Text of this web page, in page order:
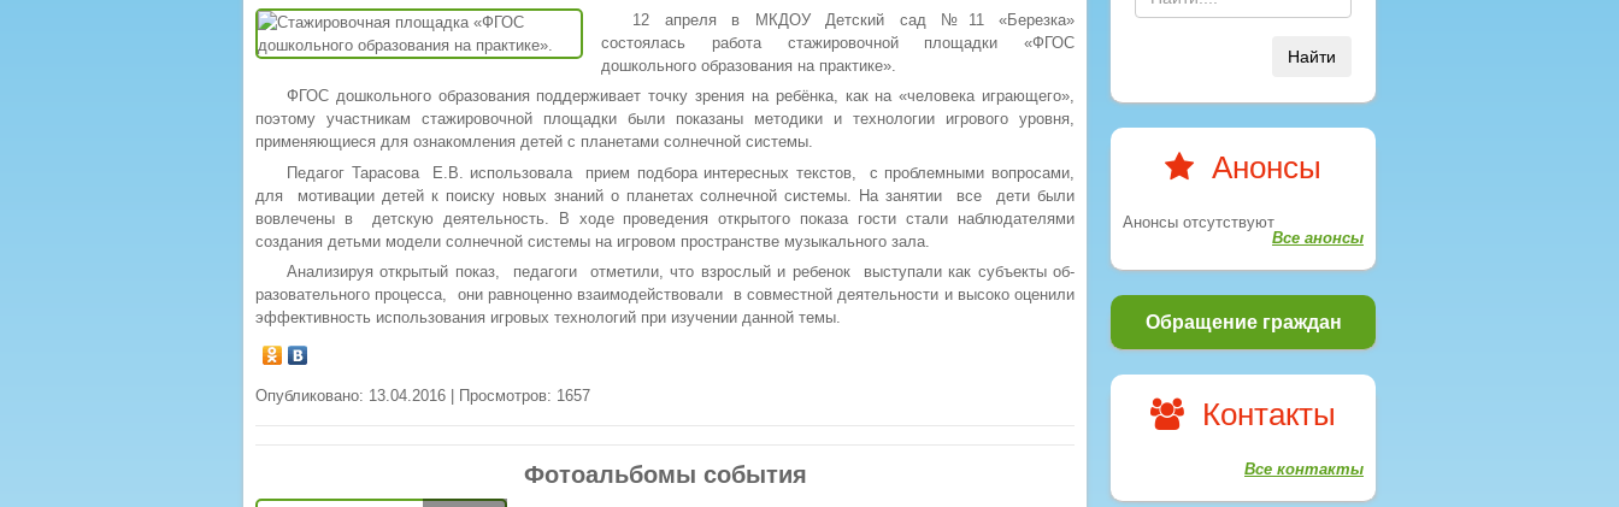
12 апреля в МКДОУ Детский сад №11 «Березка»
состоялась работа стажировочной площадки «ФГОС
дошкольного образования на практике».
ФГОС дошкольного образования поддерживает точку зрения на ребёнка, как на «человека играющего»,
поэтому участникам стажировочной площадки были показаны методики и технологии игрового уровня,
применяющиеся для ознакомления детей с планетами солнечной системы.
Педагог Тарасова Е.В. использовала прием подбора интересных текстов, с проблемными вопросами,
для мотивации детей к поиску новых знаний о планетах солнечной системы. На занятии все дети были
вовлечены в детскую деятельность. В ходе проведения открытого показа гости стали наблюдателями
создания детьми модели солнечной системы на игровом пространстве музыкального зала.
Анализируя открытый показ, педагоги отметили, что взрослый и ребенок выступали как субъекты об­
разовательного процесса, они равноценно взаимодействовали в совместной деятельности и высоко оценили
эффективность использования игровых технологий при изучении данной темы.
Опубликовано: 13.04.2016 | Просмотров: 1657
Фотоальбомы события
Найти
Анонсы
Анонсы отсутствуют
Все анонсы
Обращение граждан
Контакты
Все контакты